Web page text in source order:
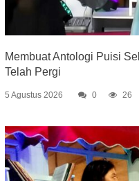
Membuat Antologi Puisi
Telah Pergi
5 Agustus 2026 0 26